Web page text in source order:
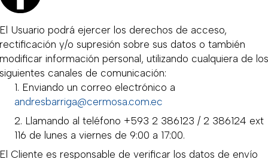
Usuario podrá ejercer los derechos de acceso,
y/o supresión sobre sus datos o también
información personal, utilizando cualquiera de los
canales de comunicación:
1. Enviando un correo electrónico a
andresbarriga@cermosa.com.ec
2. Llamando al teléfono +593 2 386123 / 2 386124 ext
116 de lunes a viernes de 9:00 a 17:00.
Cliente es responsable de verificar los datos de envío